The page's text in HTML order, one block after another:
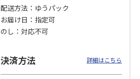
17,000円
(送料・税込)
配送方法
ゆうパック
お届け日
指定可
のし
対応不可
決済方法 詳細はこちら